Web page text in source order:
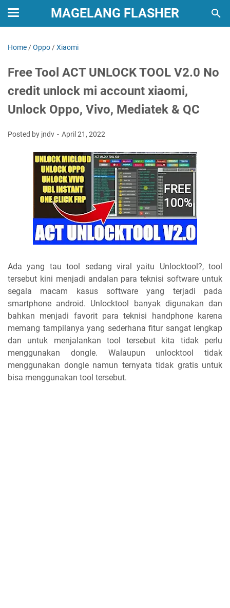
MAGELANG FLASHER
Home /Oppo /Xiaomi
Free Tool ACT UNLOCK TOOL V2.0 No
credit unlock mi account xiaomi,
Unlock Oppo, Vivo, Mediatek & QC
Posted by jndv April 21, 2022
Ada yang tau tool sedang viral yaitu Unlocktool?, tool
tersebut kini menjadi andalan para teknisi software untuk
segala macam kasus software yang terjadi pada
smartphone android. Unlocktool banyak digunakan dan
bahkan menjadi favorit para teknisi handphone karena
memang tampilanya yang sederhana fitur sangat lengkap
dan untuk menjalankan tool tersebut kita tidak perlu
menggunakan dongle. Walaupun unlocktool tidak
menggunakan dongle namun ternyata tidak gratis untuk
bisa menggunakan tool tersebut.